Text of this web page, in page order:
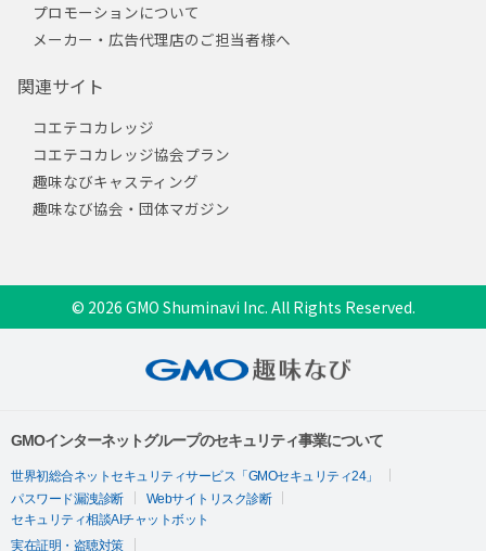
プロモーションについて
メーカー・広告代理店のご担当者様へ
関連サイト
コエテコカレッジ
コエテコカレッジ協会プラン
趣味なびキャスティング
趣味なび協会・団体マガジン
© 2026 GMO Shuminavi Inc. All Rights Reserved.